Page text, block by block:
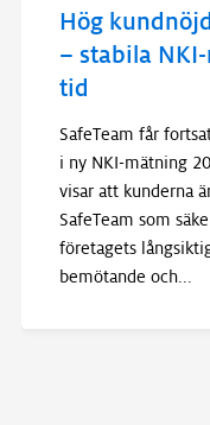
Hög
– stabila
tid
SafeTeam får
i ny NKI-mätning
visar att kunderna
SafeTeam som
företagets
bemötande och...